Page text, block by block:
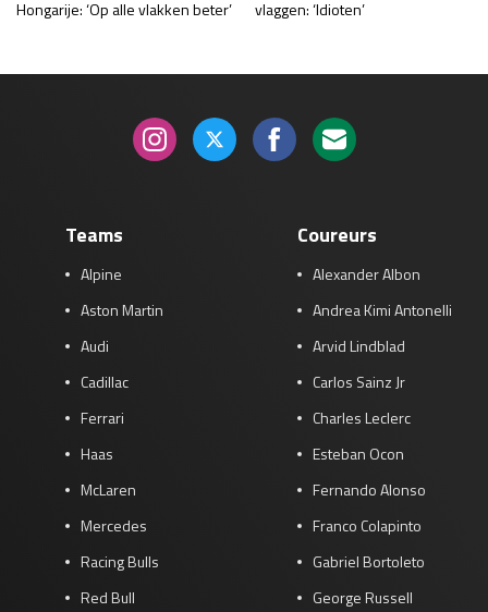
Hongarije: ‘Op alle vlakken beter’
vlaggen: ‘Idioten’
Teams
Alpine
Aston Martin
Audi
Cadillac
Ferrari
Haas
McLaren
Mercedes
Racing Bulls
Red Bull
Coureurs
Alexander Albon
Andrea Kimi Antonelli
Arvid Lindblad
Carlos Sainz Jr
Charles Leclerc
Esteban Ocon
Fernando Alonso
Franco Colapinto
Gabriel Bortoleto
George Russell